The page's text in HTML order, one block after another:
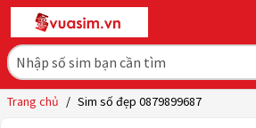
Trang chủ / Sim số đẹp 0879899687